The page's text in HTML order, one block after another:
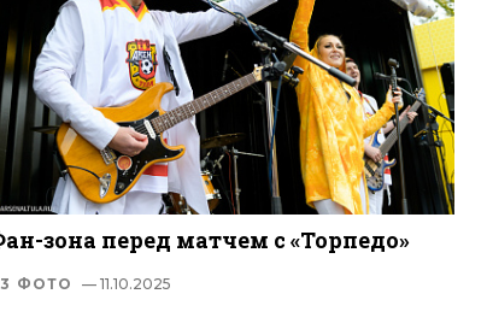
зона перед матчем с «Торпедо»
ФОТО — 11.10.2025